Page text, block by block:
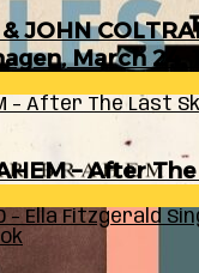
JOHN
March 24,
– After The Last
– After
– Ella Fitzgerald